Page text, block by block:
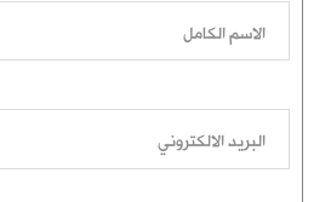
الاسم الكامل
البريد الالكتروني